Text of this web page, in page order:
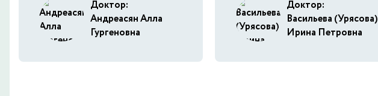
Доктор:
Андреасян Алла
Гургеновна
Доктор:
Васильева (Урясова)
Ирина Петровна